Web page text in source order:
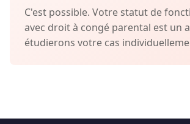
C'est possible. Votre statut de
avec droit à congé parental est un
étudierons votre cas